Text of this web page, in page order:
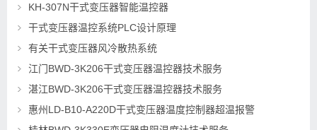
KH-307N干式变压器智能温控器
干式变压器温控系统PLC设计原理
有关干式变压器风冷散热系统
江门BWD-3K206干式变压器温控器技术服务
湛江BWD-3K206干式变压器温控器技术服务
惠州LD-B10-A220D干式变压器温度控制器超温报警